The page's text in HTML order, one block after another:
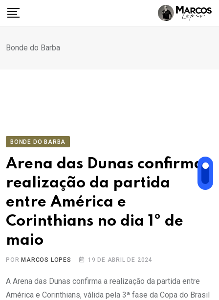
para
conteúdo
Bonde do Barba
BONDE DO BARBA
Arena das Dunas confirma
realização da partida
entre América e
Corinthians no dia 1º de
maio
PORMARCOS LOPES 19 DE ABRIL DE 2024
A Arena das Dunas confirma a realização da partida entre
América e Corinthians, válida pela 3ª fase da Copa do Brasil